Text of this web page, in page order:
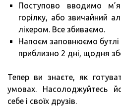
Поступово вводимо
горілку, або звичайний
лікером. Все збиваємо.
Напоєм заповнюємо бутлі
приблизно 2 дні, щодня
Тепер ви знаєте, як
умовах. Насолоджуйтесь
себе і своїх друзів.